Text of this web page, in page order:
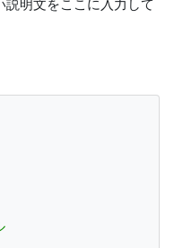
明文をここに入力して